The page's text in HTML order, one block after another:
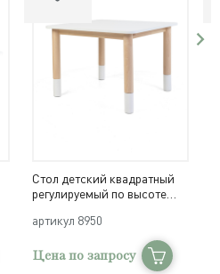
Стол детский квадратный
регулируемый по высоте
580 мм) / ЛДСП, дерево
артикул 8950
Цена по запросу